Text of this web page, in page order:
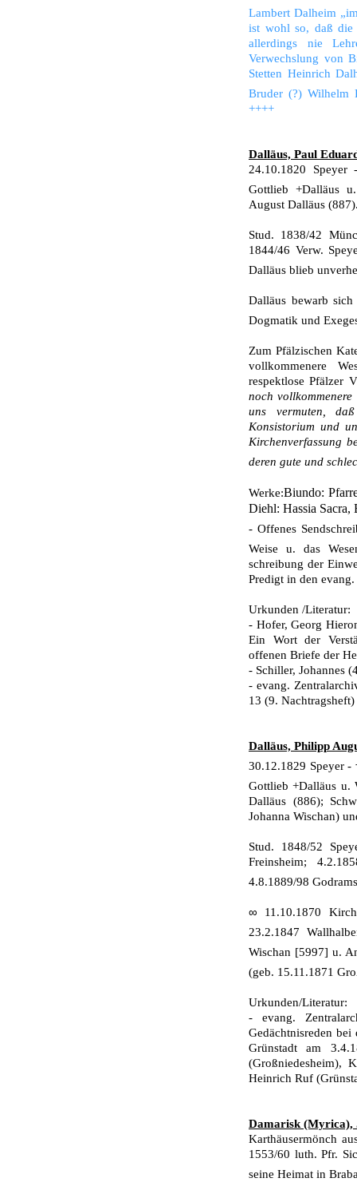
Lambert Dalheim
ist wohl so, daß die
allerdings nie
Verwechslung von
Stetten Heinrich
Bruder (?) Wilhelm
++++
Dalläus, Paul
24.10.1820
Gottlieb +Dalläus
August Dalläus
Stud. 1838/42
1844/46 Verw.
Dalläus blieb
Dalläus bewarb
Dogmatik und
Zum Pfälzischen
vollkommenere
respektlose Pfälzer
noch
uns vermuten,
Konsistorium und
Kirchenverfassung
deren gute und
Werke:Biundo:
Diehl: Hassia Sacra,
- Offenes
Weise u. das
schreibung der
Predigt in den
Urkunden /Literatur:
- Hofer, Georg
Ein Wort der
offenen Briefe der
- Schiller, Johannes
- evang.
13 (9.
Dalläus, Philipp
30.12.1829 Speyer
Gottlieb +Dalläus u.
Dalläus (886);
Johanna Wischan)
Stud. 1848/52
Freinsheim;
4.8.1889/98
∞
11.10.1870
23.2.1847
Wischan [5997] u.
(geb. 15.11.1871
Urkunden/Literatur:
- evang.
Gedächtnisreden
Grünstadt am
(Großniedesheim),
Heinrich Ruf
Damarisk (Myrica),
Karthäusermönch
1553/60 luth. Pfr.
seine Heimat in